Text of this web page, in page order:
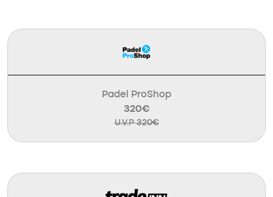
Padel ProShop
320€
U.V.P 320€